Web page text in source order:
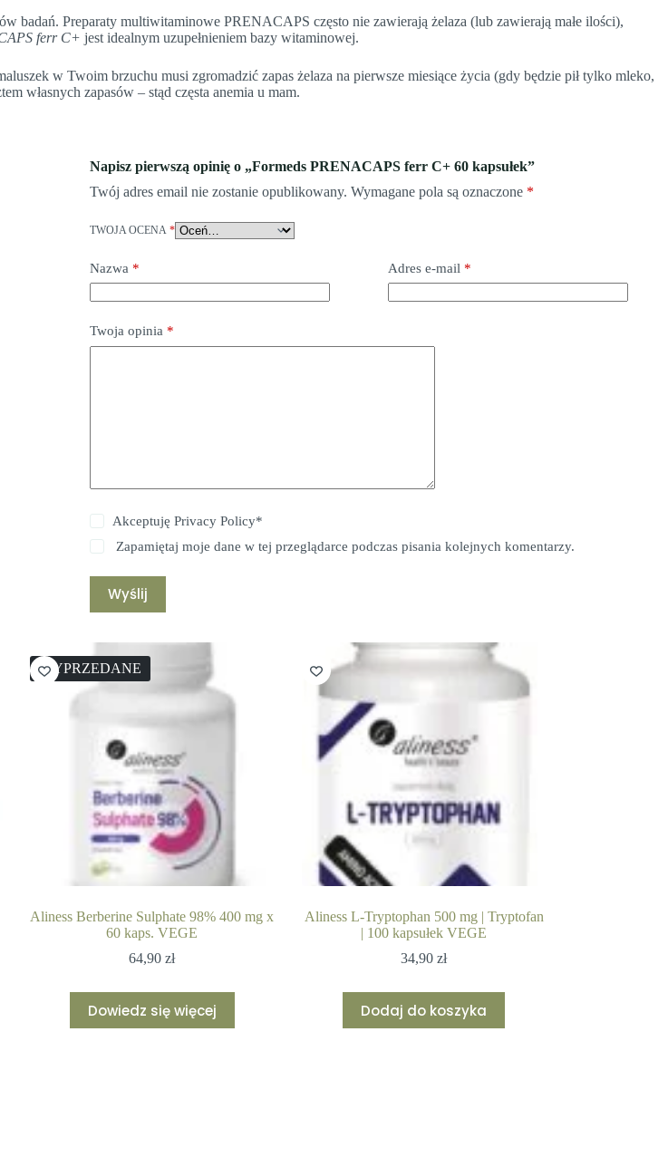
badań. Preparaty multiwitaminowe PRENACAPS często nie zawierają żelaza (lub zawierają małe ilości),
ferr C+ jest idealnym uzupełnieniem bazy witaminowej.
w Twoim brzuchu musi zgromadzić zapas żelaza na pierwsze miesiące życia (gdy będzie pił tylko mleko,
własnych zapasów – stąd częsta anemia u mam.
Napisz pierwszą opinię o „Formeds PRENACAPS ferr C+ 60 kapsułek”
Twój adres email nie zostanie opublikowany. Wymagane pola są oznaczone *
TWOJA OCENA *
Nazwa * Adres e-mail *
Twoja opinia *
Akceptuję Privacy Policy*
Zapamiętaj moje dane w tej przeglądarce podczas pisania kolejnych komentarzy.
Wyślij
WYPRZEDANE
Aliness Berberine Sulphate 98% 400 mg x
60 kaps. VEGE
64,90zł
Dowiedz się więcej
Aliness L-Tryptophan 500 mg | Tryptofan
| 100 kapsułek VEGE
34,90zł
Dodaj do koszyka